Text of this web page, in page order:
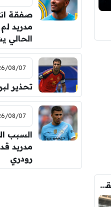
” مهزلة في مدريد ” شاهد تشكيله الريال القادمه لاكتساح المركز الثاني
صفقة
مدريد
الحالي
07 - 00:54
تحذير
07 - 01:10
السبب
مدريد
رودري